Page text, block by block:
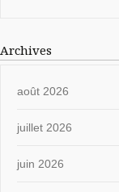
Archives
août 2026
juillet 2026
juin 2026